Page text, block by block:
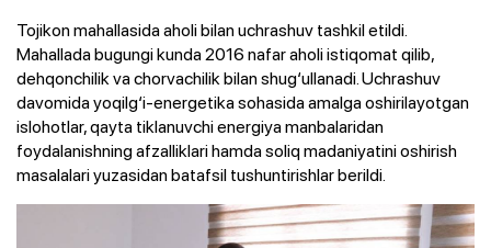
Tojikon mahallasida aholi bilan uchrashuv tashkil etildi.
Mahallada bugungi kunda 2016 nafar aholi istiqomat qilib,
dehqonchilik va chorvachilik bilan shug‘ullanadi. Uchrashuv
davomida yoqilg‘i-energetika sohasida amalga oshirilayotgan
islohotlar, qayta tiklanuvchi energiya manbalaridan
foydalanishning afzalliklari hamda soliq madaniyatini oshirish
masalalari yuzasidan batafsil tushuntirishlar berildi.